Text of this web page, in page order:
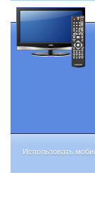
Использовать